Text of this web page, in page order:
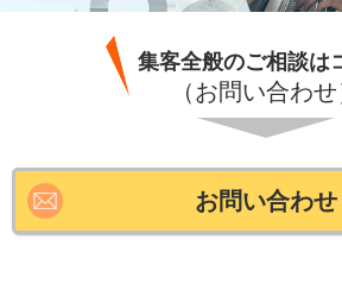
集客全般のご相談は
（お問い合わせ
お問い合わせ